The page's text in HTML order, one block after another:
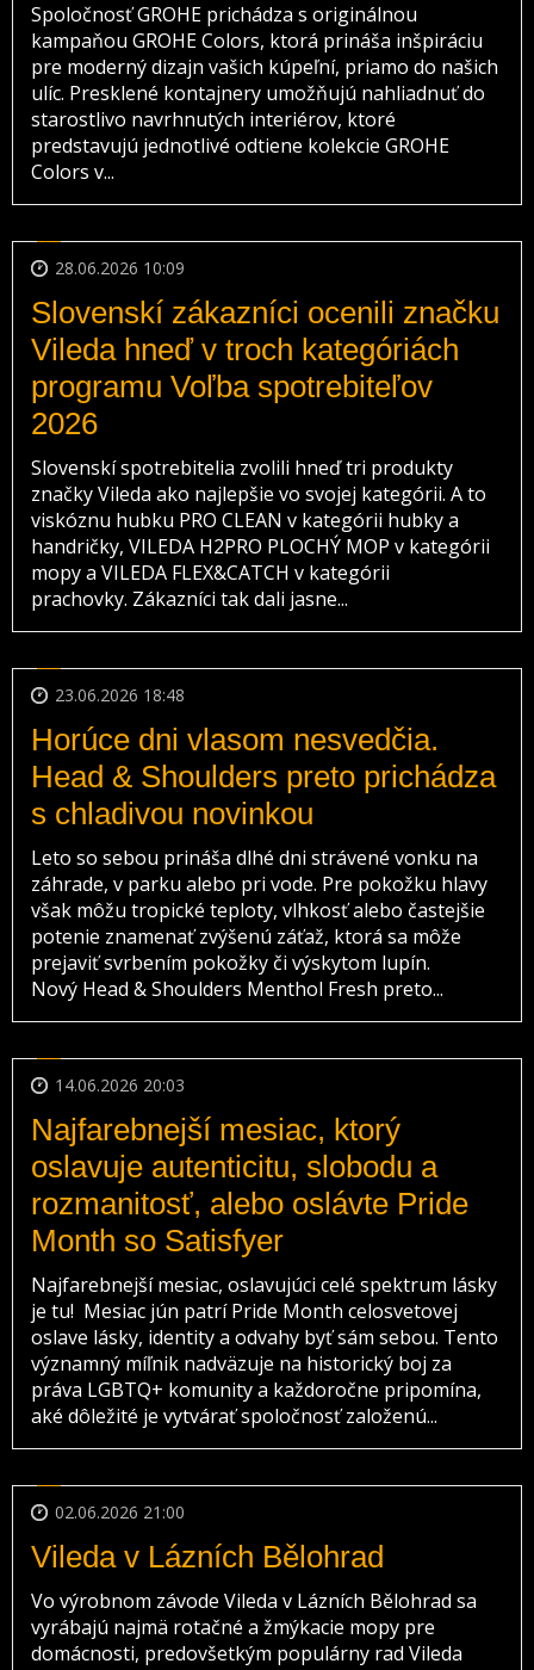
Spoločnosť GROHE prichádza s originálnou
kampaňou GROHE Colors, ktorá prináša inšpiráciu
pre moderný dizajn vašich kúpeľní, priamo do našich
ulíc. Presklené kontajnery umožňujú nahliadnuť do
starostlivo navrhnutých interiérov, ktoré
predstavujú jednotlivé odtiene kolekcie GROHE
Colors v...
28.06.2026 10:09
Slovenskí zákazníci ocenili značku
Vileda hneď v troch kategóriách
programu Voľba spotrebiteľov
2026
Slovenskí spotrebitelia zvolili hneď tri produkty
značky Vileda ako najlepšie vo svojej kategórii. A to
viskóznu hubku PRO CLEAN v kategórii hubky a
handričky, VILEDA H2PRO PLOCHÝ MOP v kategórii
mopy a VILEDA FLEX&CATCH v kategórii
prachovky. Zákazníci tak dali jasne...
23.06.2026 18:48
Horúce dni vlasom nesvedčia.
Head & Shoulders preto prichádza
s chladivou novinkou
Leto so sebou prináša dlhé dni strávené vonku na
záhrade, v parku alebo pri vode. Pre pokožku hlavy
však môžu tropické teploty, vlhkosť alebo častejšie
potenie znamenať zvýšenú záťaž, ktorá sa môže
prejaviť svrbením pokožky či výskytom lupín.
Nový Head & Shoulders Menthol Fresh preto...
14.06.2026 20:03
Najfarebnejší mesiac, ktorý
oslavuje autenticitu, slobodu a
rozmanitosť, alebo oslávte Pride
Month so Satisfyer
Najfarebnejší mesiac, oslavujúci celé spektrum lásky
je tu! Mesiac jún patrí Pride Month celosvetovej
oslave lásky, identity a odvahy byť sám sebou. Tento
významný míľnik nadväzuje na historický boj za
práva LGBTQ+ komunity a každoročne pripomína,
aké dôležité je vytvárať spoločnosť založenú...
02.06.2026 21:00
Vileda v Lázních Bělohrad
Vo výrobnom závode Vileda v Lázních Bělohrad sa
vyrábajú najmä rotačné a žmýkacie mopy pre
domácnosti, predovšetkým populárny rad Vileda